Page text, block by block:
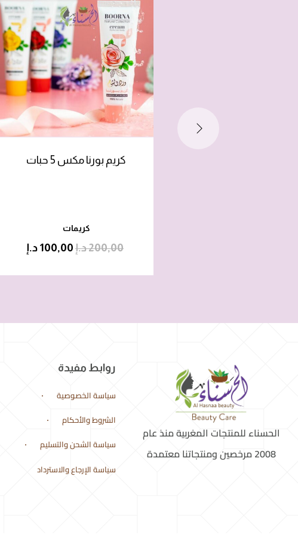
كريم بورنا مكس 5 حبات
كريمات
200,00د.إ 100,00 د.إ
الحسناء للمنتجات المغربية منذ عام
2008 مرخصين ومنتجاتنا معتمدة
روابط مفيدة
سياسة الخصوصية
الشروط والأحكام
سياسة الشحن والتسليم
سياسة الإرجاع والاسترداد